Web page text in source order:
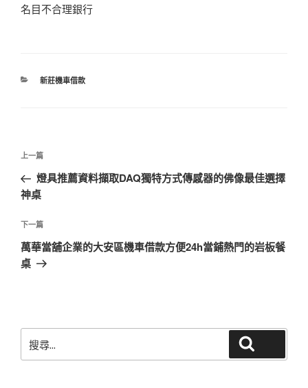
名目不合理銀行
分
新莊機車借款
文
導
覽
上
一
篇
章
上一篇
燈具推薦資料擷取DAQ獨特方式傳感器的佛像最佳選擇
神桌
下
一
篇
下一篇
萬華當舖企業的大安區機車借款方便24h當鋪熱門的岩板餐
桌
尋